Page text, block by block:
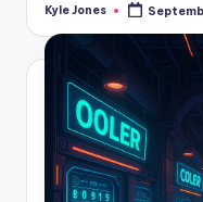
Posted
Kyle Jones